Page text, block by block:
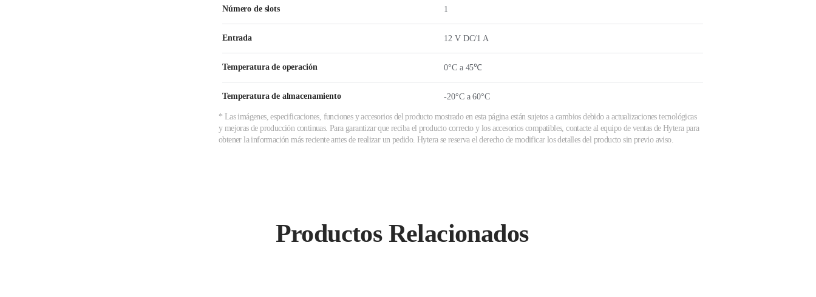
Número de slots 1
Entrada 12 V DC/1 A
Temperatura de operación 0°C a 45℃
Temperatura de almacenamiento -20°C a 60°C
* Las imágenes, especificaciones, funciones y accesorios del producto mostrado en esta página están sujetos a cambios debido a actualizaciones tecnológicas
y mejoras de producción continuas. Para garantizar que reciba el producto correcto y los accesorios compatibles, contacte al equipo de ventas de Hytera para
obtener la información más reciente antes de realizar un pedido. Hytera se reserva el derecho de modificar los detalles del producto sin previo aviso.
Productos Relacionados